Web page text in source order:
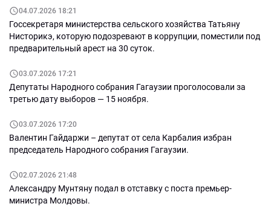
04.07.2026 18:21
Госсекретаря министерства сельского хозяйства Татьяну
Нисторикэ, которую подозревают в коррупции, поместили под
предварительный арест на 30 суток.
03.07.2026 17:21
Депутаты Народного собрания Гагаузии проголосовали за
третью дату выборов — 15 ноября.
03.07.2026 17:20
Валентин Гайдаржи – депутат от села Карбалия избран
председатель Народного собрания Гагаузии.
02.07.2026 21:48
Александру Мунтяну подал в отставку с поста премьер-
министра Молдовы.